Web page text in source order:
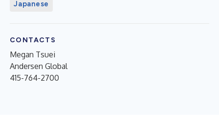
Japanese
CONTACTS
Megan Tsuei
Andersen Global
415-764-2700